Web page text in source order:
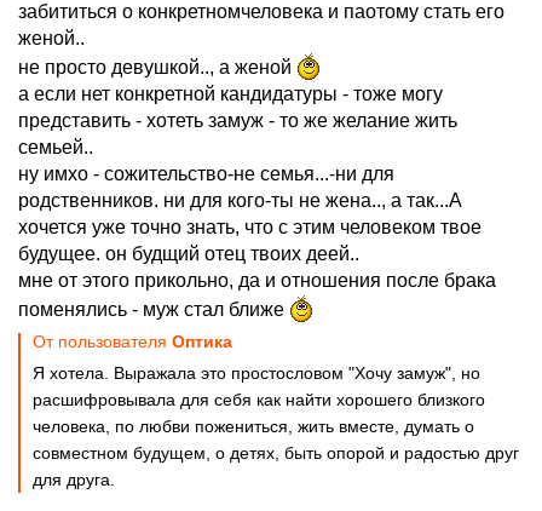
забититься о конкретномчеловека и паотому стать его
женой..
не просто девушкой.., а женой
а если нет конкретной кандидатуры - тоже могу
представить - хотеть замуж - то же желание жить
семьей..
ну имхо - сожительство-не семья...-ни для
родственников. ни для кого-ты не жена.., а так...А
хочется уже точно знать, что с этим человеком твое
будущее. он будщий отец твоих деей..
мне от этого прикольно, да и отношения после брака
поменялись - муж стал ближе
От пользователя Оптика
Я хотела. Выражала это простословом "Хочу замуж", но
расшифровывала для себя как найти хорошего близкого
человека, по любви пожениться, жить вместе, думать о
совместном будущем, о детях, быть опорой и радостью друг
для друга.